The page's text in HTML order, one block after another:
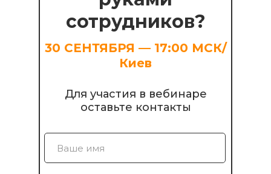
сотрудников?
Для участия в вебинаре
оставьте контакты
30 СЕНТЯБРЯ — 17:00 МСК/
Киев